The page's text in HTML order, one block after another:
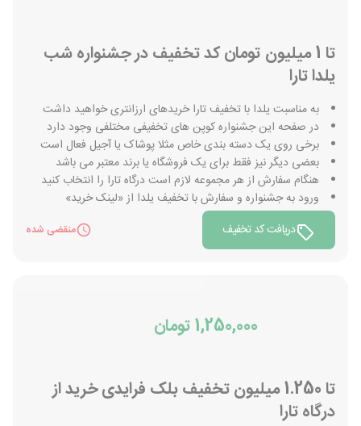
تا 1 میلیون تومان کد تخفیف در جشنواره شب
یلدا تارا
به مناسبت یلدا با تخفیف تارا خریدهای ارزانتری خواهید داشت
در صفحه این جشنواره کوپن های تخفیفی مختلفی وجود دارد
برخی روی یک دسته بندی خاص مثلا پوشاک یا آجیل فعال است
بعضی دیگر نیز فقط برای یک فروشگاه یا برند معتبر می باشد
هنگام سفارش از هر مجموعه لازم است درگاه تارا را انتخاب کنید
ورود به جشنواره و سفارش با تخفیف یلدا از «لینک خرید»
دریافت کد تخفیف
منقضی شده
1,250,000 تومان
تا 1.250 میلیون تخفیف بلک فرایدی خرید از
درگاه تارا